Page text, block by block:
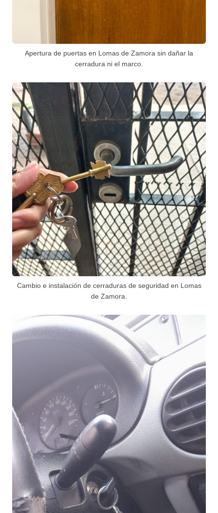
Apertura de puertas en Lomas de Zamora sin dañar la
cerradura ni el marco.
Cambio e instalación de cerraduras de seguridad en Lomas
de Zamora.